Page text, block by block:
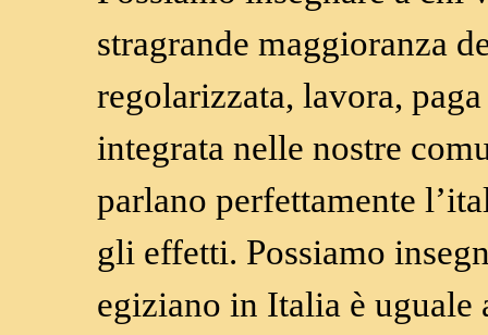
stragrande maggioranza
regolarizzata, lavora,
integrata nelle nostre
parlano perfettamente
gli effetti. Possiamo
egiziano in Italia è uguale